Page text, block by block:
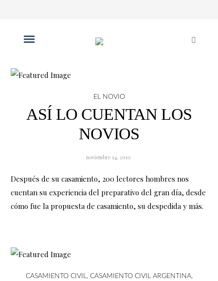
EL NOVIO
ASÍ LO CUENTAN LOS
NOVIOS
noviembre 14, 2019
Después de su casamiento, 200 lectores hombres nos
cuentan su experiencia del preparativo del gran día, desde
cómo fue la propuesta de casamiento, su despedida y más.
CASAMIENTO CIVIL, CASAMIENTO CIVIL ARGENTINA,